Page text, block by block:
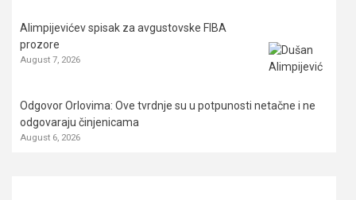
Alimpijevićev spisak za avgustovske FIBA
prozore
August 7, 2026
Odgovor Orlovima: ​Ove tvrdnje su u potpunosti netačne i ne
odgovaraju činjenicama
August 6, 2026